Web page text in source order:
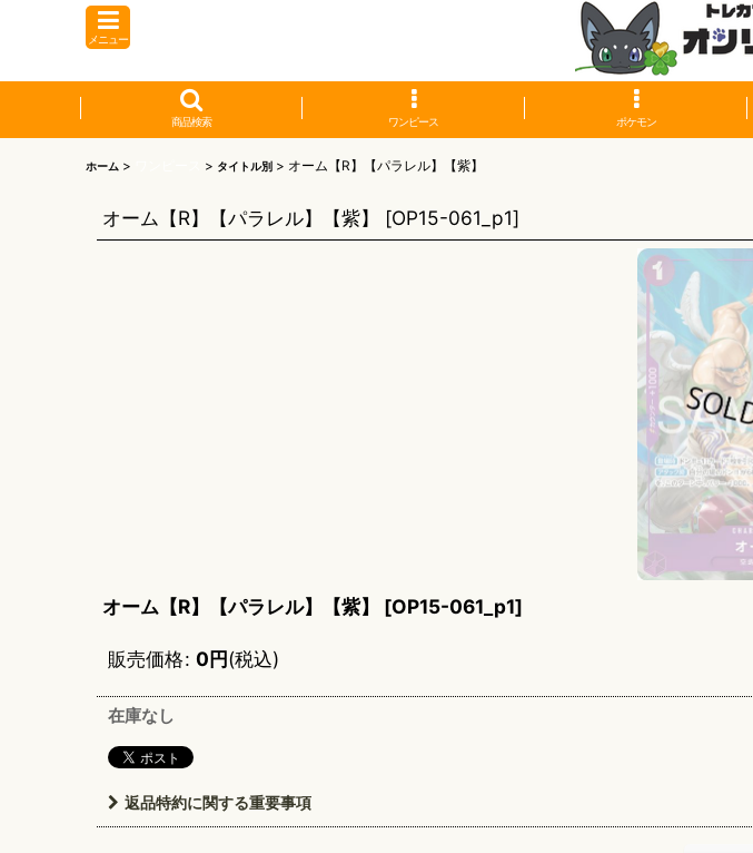
メニュー
商品検索 ワンピース ポケモン
ホーム > > タイトル別 > オーム【R】【パラレル】【紫】
オーム【R】【パラレル】【紫】 [OP15-061_p1]
オーム【R】【パラレル】【紫】 [OP15-061_p1]
販売価格: 0円(税込)
在庫なし
返品特約に関する重要事項